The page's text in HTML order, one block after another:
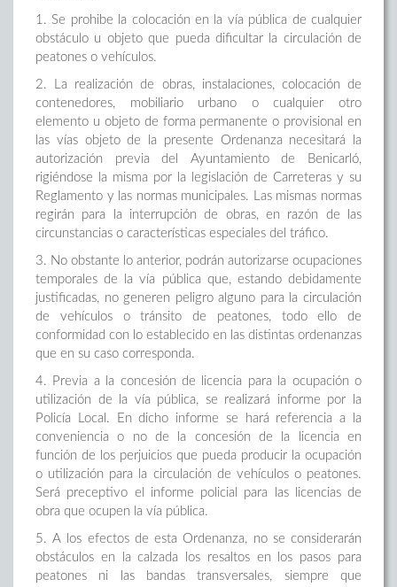
1. Se prohibe la colocación en la vía pública de cualquier
obstáculo u objeto que pueda dificultar la circulación de
peatones o vehículos.
2. La realización de obras, instalaciones, colocación de
contenedores, mobiliario urbano o cualquier otro
elemento u objeto de forma permanente o provisional en
las vías objeto de la presente Ordenanza necesitará la
autorización previa del Ayuntamiento de Benicarló,
rigiéndose la misma por la legislación de Carreteras y su
Reglamento y las normas municipales. Las mismas normas
regirán para la interrupción de obras, en razón de las
circunstancias o características especiales del tráfico.
3. No obstante lo anterior, podrán autorizarse ocupaciones
temporales de la vía pública que, estando debidamente
justificadas, no generen peligro alguno para la circulación
de vehículos o tránsito de peatones, todo ello de
conformidad con lo establecido en las distintas ordenanzas
que en su caso corresponda.
4. Previa a la concesión de licencia para la ocupación o
utilización de la vía pública, se realizará informe por la
Policía Local. En dicho informe se hará referencia a la
conveniencia o no de la concesión de la licencia en
función de los perjuicios que pueda producir la ocupación
o utilización para la circulación de vehículos o peatones.
Será preceptivo el informe policial para las licencias de
obra que ocupen la vía pública.
5. A los efectos de esta Ordenanza, no se considerarán
obstáculos en la calzada los resaltos en los pasos para
peatones ni las bandas transversales, siempre que